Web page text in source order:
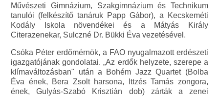
Művészeti Gimnázium, Szakgimnázium és Technikum
tanulói (felkészítő tanáruk Papp Gábor), a Kecskeméti
Kodály Iskola növendékei és a Mátyás Király
Citerazenekar, Sulczné Dr. Bükki Éva vezetésével.
Csóka Péter erdőmérnök, a FAO nyugalmazott erdészeti
igazgatójának gondolatai. „Az erdők helyzete, szerepe a
klímaváltozásban" után a Bohém Jazz Quartet (Bolba
Éva ének, Bera Zsolt harsona, Ittzés Tamás zongora,
ének, Gulyás-Szabó Krisztián dob) zárták a zenei